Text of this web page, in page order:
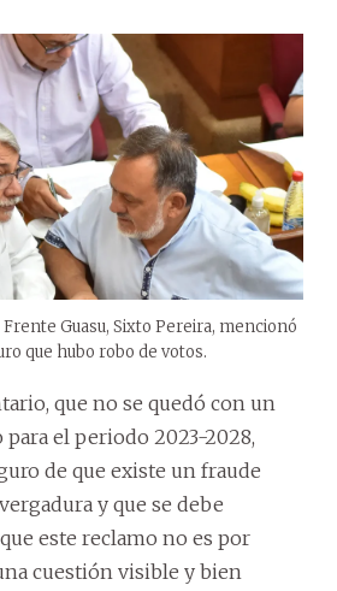
Guasu, Sixto Pereira, mencionó
que hubo robo de votos.
que no se quedó con un
para el periodo 2023-2028,
de que existe un fraude
y que se debe
este reclamo no es por
cuestión visible y bien